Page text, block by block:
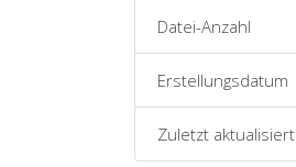
Datei-Anzahl
Erstellungsdatum
Zuletzt aktualisiert